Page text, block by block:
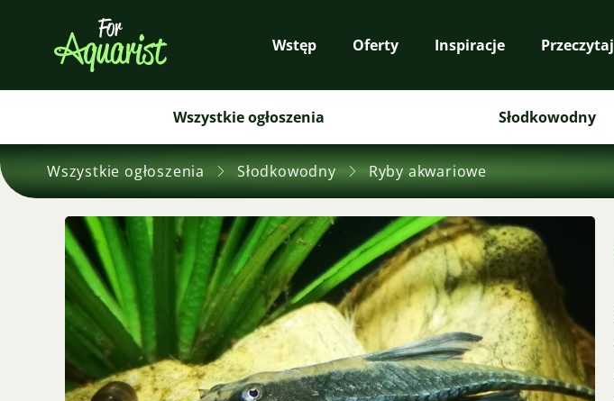
Wstęp Oferty Inspiracje Przeczytaj
Wszystkie ogłoszenia Słodkowodny
Wszystkie ogłoszenia Słodkowodny Ryby akwariowe